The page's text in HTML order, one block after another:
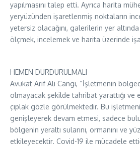
yapılmasını talep etti. Ayrıca harita
yeryüzünden işaretlenmiş noktaların
yetersiz olacağını, galerilerin yer
ölçmek, incelemek ve harita üzerinde
HEMEN DURDURULMALI
Avukat Arif Ali Cangı, “İşletmenin
olmayacak şekilde tahribat yarattığı ve
çıplak gözle görülmektedir. Bu
genişleyerek devam etmesi, sadece
bölgenin yeraltı sularını, ormanını ve
etkileyecektir. Covid-19 ile mücadele